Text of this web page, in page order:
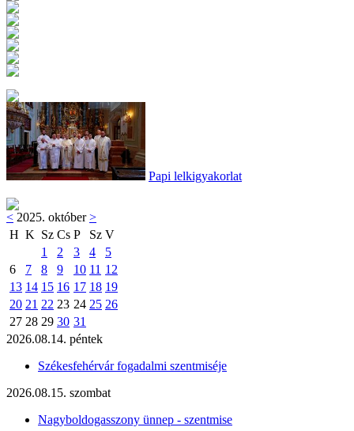
Papi lelkigyakorlat
< 2025. október>
H K Sz Cs P Sz V
1
2 3 4
5
6
7 8 9 10 11 12
13 14 15 16 17 18 19
20 21 22 23 24 25 26
27 28 29 30 31
2026.08.14. péntek
Székesfehérvár fogadalmi szentmiséje
2026.08.15. szombat
Nagyboldogasszony ünnep - szentmise